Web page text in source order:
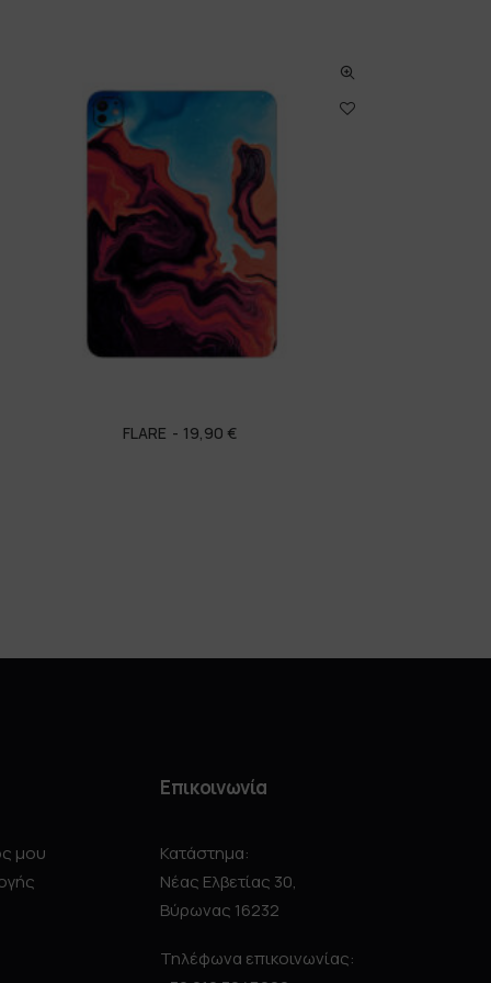
FLARE 19,90 €
μου
Επικοινωνία
Κατάστημα:
Νέας Ελβετίας 30,
Βύρωνας 16232
Τηλέφωνα επικοινωνίας: